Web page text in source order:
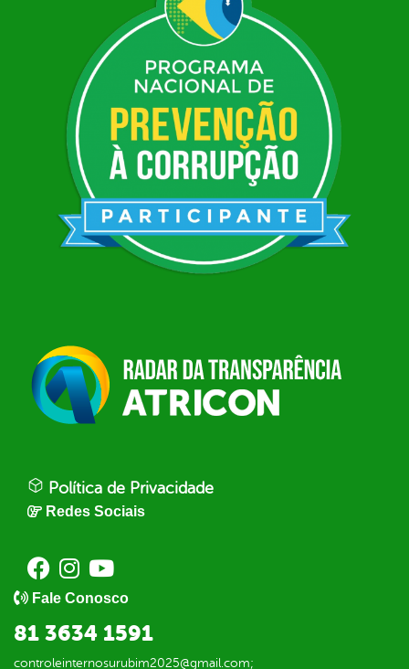
Política de Privacidade
Redes Sociais
Fale Conosco
81 3634 1591
controleinternosurubim2025@gmail.com;